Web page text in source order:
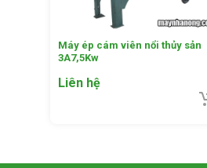
●Các loại thức ăn thô
●Dự trữ thức ăn thô cho
●Sử dụng một số loại
Máy ép cám viên nổi thủy sản
3A7,5Kw
Liên hệ